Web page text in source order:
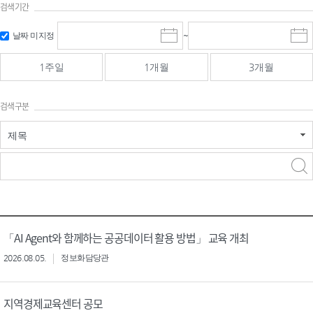
검색기간
날짜 미지정
시
작
일
선
~
종
료
선
1주일 1개월 3개월
검색구분
제목
「AI Agent와 함께하는 공공데이터 활용 방법」 교육 개최
2026.08.05. 정보화담당관
지역경제교육센터 공모